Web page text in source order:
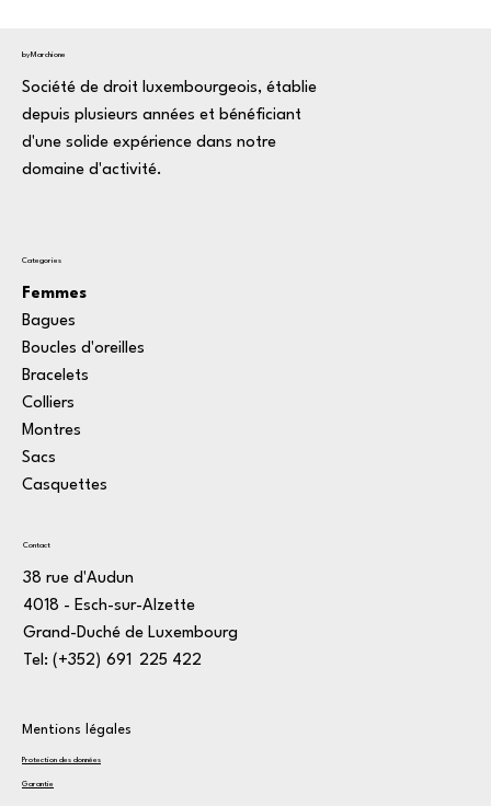
byMarchione
Société de droit luxembourgeois, établie
depuis plusieurs années et bénéficiant
d'une solide expérience dans notre
domaine d'activité.
Categories
Femmes
Bagues
Boucles d'oreilles
Bracelets
Colliers
Montres
Sacs
Casquettes
Contact
38 rue d'Audun
4018 - Esch-sur-Alzette
Grand-Duché de Luxembourg
Tel: (+352) 691 225 422
Mentions légales
Garantie
Protection des données